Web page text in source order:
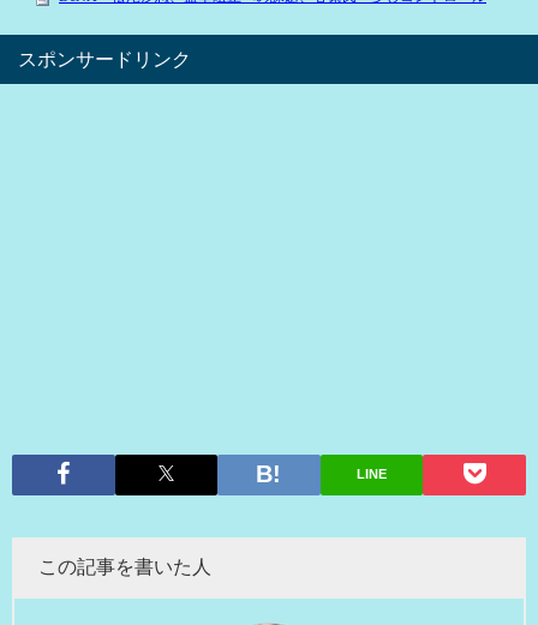
スポンサードリンク
LINE
この記事を書いた人